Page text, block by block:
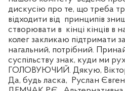
дискусію про те, що треба
відходити від принципів
створювати в кінці кінців в
колег закликаю підтримати
нагальний, потрібний.
суспільству знак, куди ми
ГОЛОВУЮЧИЙ. Дякую,
Да, будь ласка,
Руслан